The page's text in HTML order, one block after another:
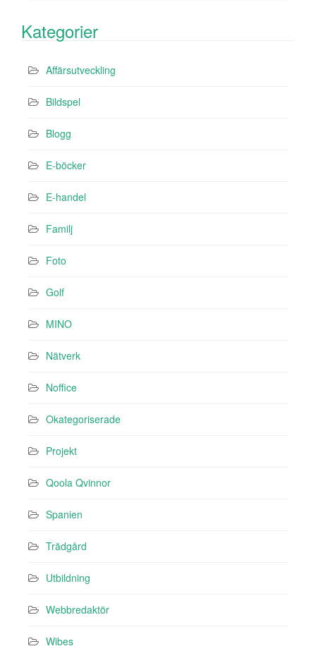
Kategorier
Affärsutveckling
Bildspel
Blogg
E-böcker
E-handel
Familj
Foto
Golf
MINO
Nätverk
Noffice
Okategoriserade
Projekt
Qoola Qvinnor
Spanien
Trädgård
Utbildning
Webbredaktör
Wibes